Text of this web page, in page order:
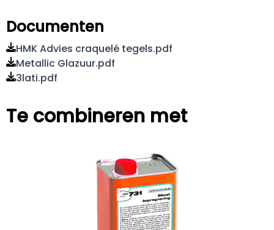
Documenten
HMK Advies craquelé tegels.pdf
Metallic Glazuur.pdf
3lati.pdf
Te combineren met